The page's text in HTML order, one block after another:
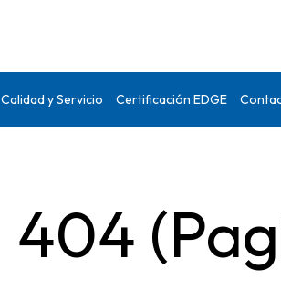
Calidad y Servicio Certificación EDGE
404